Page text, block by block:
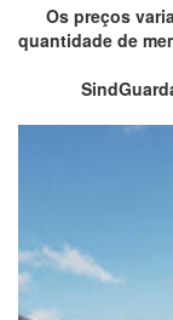
Os preços
quantidade de